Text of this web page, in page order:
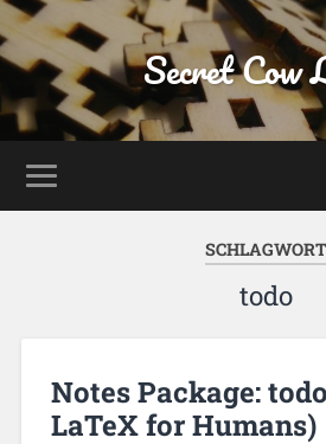
Secret Cow
SCHLAGWORT
todo
Notes Package:
LaTeX for Humans)